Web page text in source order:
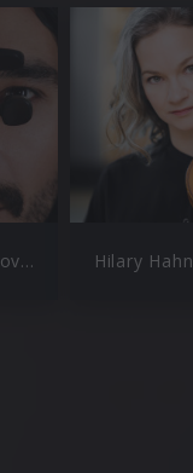
Nemanja Radulovic Hilary Hahn